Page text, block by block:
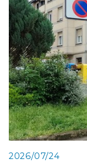
2026/07/24